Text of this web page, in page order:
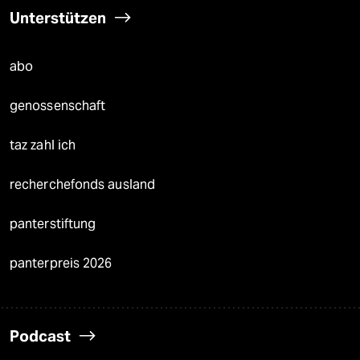
Unterstützen
abo
genossenschaft
taz zahl ich
recherchefonds ausland
panterstiftung
panterpreis 2026
Podcast